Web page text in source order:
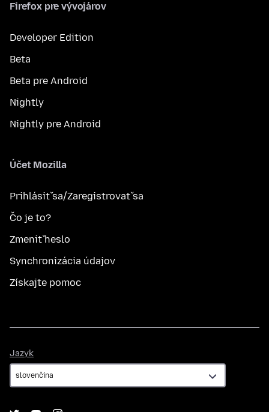
Firefox pre vývojárov
Developer Edition
Beta
Beta pre Android
Nightly
Nightly pre Android
Účet Mozilla
Prihlásiť sa/Zaregistrovať sa
Čo je to?
Zmeniť heslo
Synchronizácia údajov
Získajte pomoc
Jazyk